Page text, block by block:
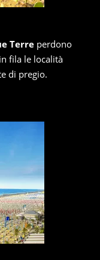
Terre perdono
fila le località
di pregio.